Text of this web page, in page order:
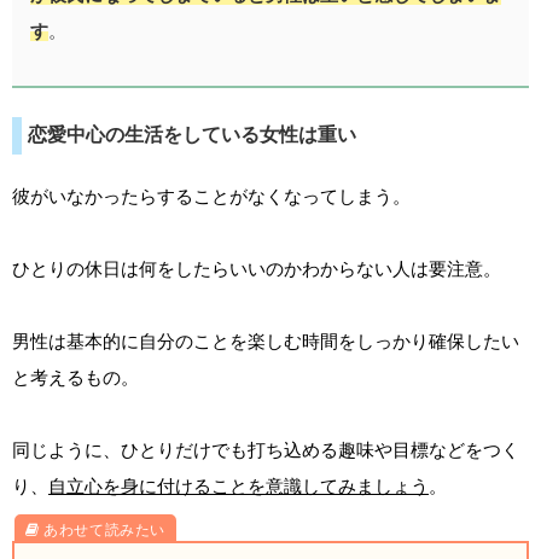
す。
恋愛中心の生活をしている女性は重い
彼がいなかったらすることがなくなってしまう。
ひとりの休日は何をしたらいいのかわからない人は要注意。
男性は基本的に自分のことを楽しむ時間をしっかり確保したい
と考えるもの。
同じように、ひとりだけでも打ち込める趣味や目標などをつく
り、
自立心を身に付けることを意識してみましょう 。